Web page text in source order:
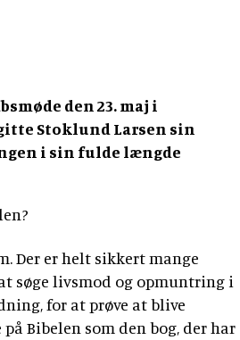
den 23. maj i
Stoklund Larsen sin
i sin fulde længde
Der er helt sikkert mange
søge livsmod og opmuntring i
for at prøve at blive
Bibelen som den bog, der har